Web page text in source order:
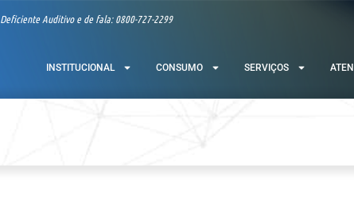
Deficiente Auditivo e de fala: 0800-727-2299
INSTITUCIONAL CONSUMO SERVIÇOS